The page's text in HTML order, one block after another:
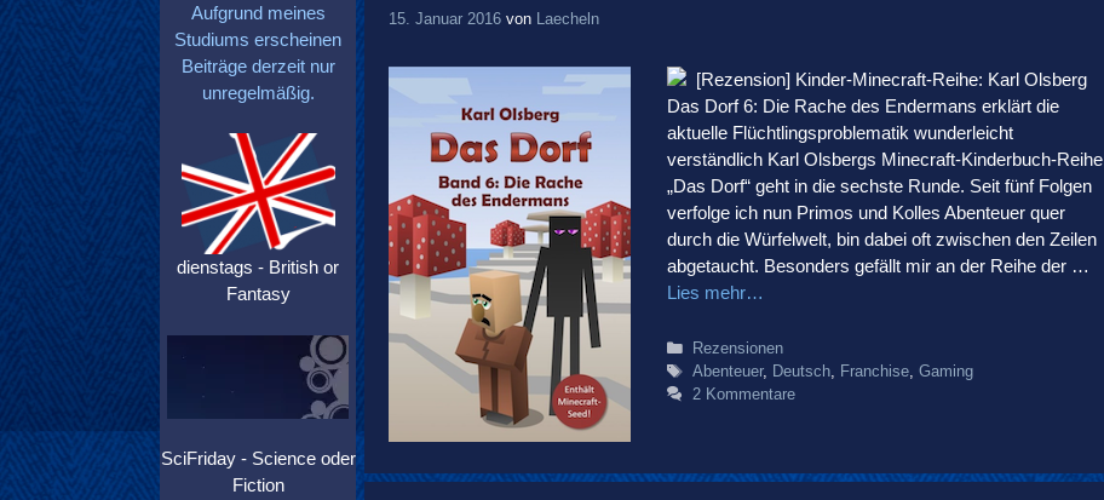
15. Januar 2016 von Laecheln
[Rezension] Kinder-Minecraft-Reihe: Karl Olsberg
Das Dorf 6: Die Rache des Endermans erklärt die
aktuelle Flüchtlingsproblematik wunderleicht
verständlich Karl Olsbergs Minecraft-Kinderbuch-Reihe
„Das Dorf“ geht in die sechste Runde. Seit fünf Folgen
verfolge ich nun Primos und Kolles Abenteuer quer
durch die Würfelwelt, bin dabei oft zwischen den Zeilen
abgetaucht. Besonders gefällt mir an der Reihe der …
Lies mehr…
Kategorien
Rezensionen
Schlagwörter
Abenteuer, Deutsch, Franchise, Gaming
2 Kommentare
Aufgrund meines
Studiums erscheinen
Beiträge derzeit nur
unregelmäßig.
dienstags - British or
Fantasy
SciFriday - Science oder
Fiction